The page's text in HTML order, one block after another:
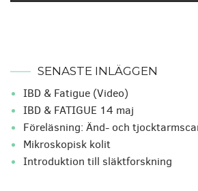
SENASTE INLÄGGEN
IBD & Fatigue (Video)
IBD & FATIGUE 14 maj
Föreläsning: Änd- och
Mikroskopisk kolit
Introduktion till släktforskning